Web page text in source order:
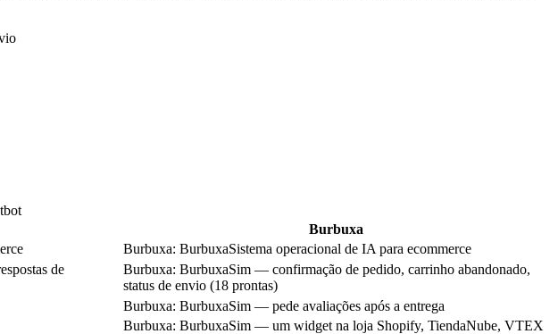
Burbuxa
Burbuxa: BurbuxaSistema operacional de IA para ecommerce
de
Burbuxa: BurbuxaSim — confirmação de pedido, carrinho abandonado,
status de envio (18 prontas)
Burbuxa: BurbuxaSim — pede avaliações após a entrega
Burbuxa: BurbuxaSim — um widget na loja Shopify, TiendaNube, VTEX